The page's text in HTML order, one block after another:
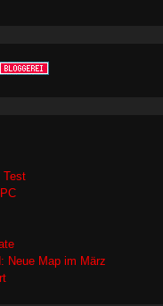
Test
Neue Map im März